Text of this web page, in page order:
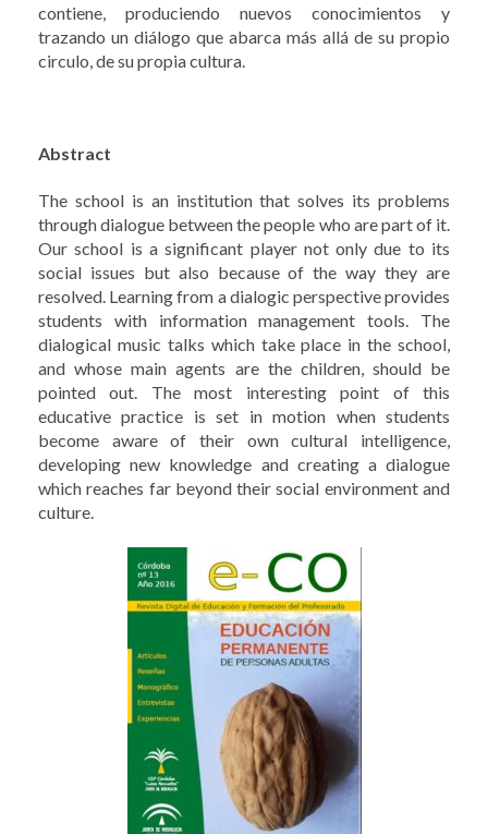
contiene, produciendo nuevos conocimientos y
trazando un diálogo que abarca más allá de su propio
circulo, de su propia cultura.
Abstract
The school is an institution that solves its problems
through dialogue between the people who are part of it.
Our school is a significant player not only due to its
social issues but also because of the way they are
resolved. Learning from a dialogic perspective provides
students with information management tools. The
dialogical music talks which take place in the school,
and whose main agents are the children, should be
pointed out. The most interesting point of this
educative practice is set in motion when students
become aware of their own cultural intelligence,
developing new knowledge and creating a dialogue
which reaches far beyond their social environment and
culture.